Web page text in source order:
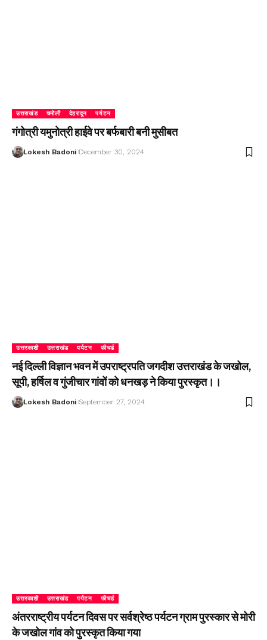
उत्तराखंड चमोली देहरादून पर्यटन
गंगोत्री यमुनोत्री हाईवे पर बर्फबारी बनी मुसीबत
Lokesh Badoni December 30, 2024
उत्तरकाशी उत्तराखंड पर्यटन फीचर्ड
नई दिल्ली विज्ञान भवन में उपराष्ट्रपति जगदीश उत्तराखंड के जखोल,
सूपी, हर्षिल व गुंजीचार गांवों को धनखड़ ने किया पुरस्कृत।।
Lokesh Badoni September 27, 2024
उत्तरकाशी उत्तराखंड पर्यटन फीचर्ड
अंतरराष्ट्रीय पर्यटन दिवस पर सर्वश्रेष्ठ पर्यटन ग्राम पुरस्कार से मोरी
के जखोल गांव को पुरस्कृत किया गया